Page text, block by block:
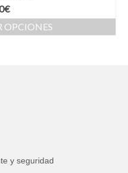
€
OPCIONES
y seguridad